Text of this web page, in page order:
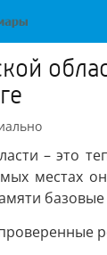
– это
местах